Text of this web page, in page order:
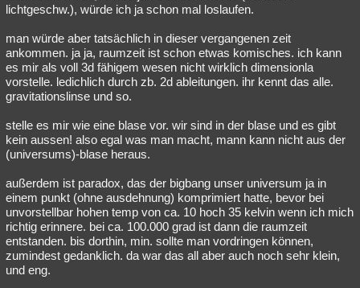
lichtgeschw.), würde ich ja schon mal loslaufen.
man würde aber tatsächlich in dieser vergangenen zeit
ankommen. ja ja, raumzeit ist schon etwas komisches. ich kann
es mir als voll 3d fähigem wesen nicht wirklich dimensionla
vorstelle. ledichlich durch zb. 2d ableitungen. ihr kennt das alle.
gravitationslinse und so.
stelle es mir wie eine blase vor. wir sind in der blase und es gibt
kein aussen! also egal was man macht, mann kann nicht aus der
(universums)-blase heraus.
außerdem ist paradox, das der bigbang unser universum ja in
einem punkt (ohne ausdehnung) komprimiert hatte, bevor bei
unvorstellbar hohen temp von ca. 10 hoch 35 kelvin wenn ich mich
richtig erinnere. bei ca. 100.000 grad ist dann die raumzeit
entstanden. bis dorthin, min. sollte man vordringen können,
zumindest gedanklich. da war das all aber auch noch sehr klein,
und eng.